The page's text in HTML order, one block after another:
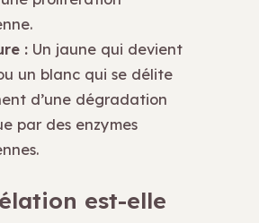
: Un jaune qui devient
un blanc qui se délite
d’une dégradation
par des enzymes
est-elle